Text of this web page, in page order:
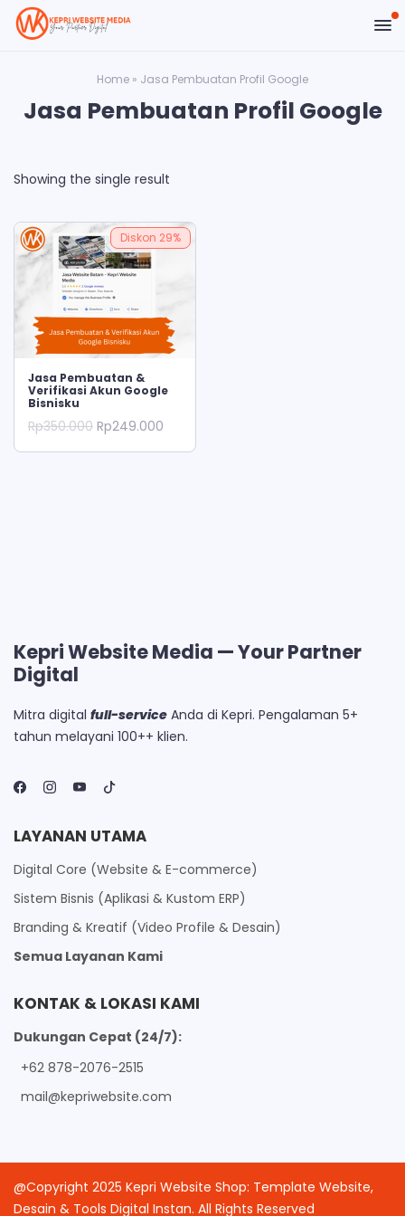
Home » Jasa Pembuatan Profil Google
Jasa Pembuatan Profil Google
Showing the single result
Diskon 29%
ADD TO CART
Jasa Pembuatan &
Verifikasi Akun Google
Bisnisku
Rp350.000 Original
price
was:
Rp249.000
is:
Kepri Website Media — Your Partner
Digital
Mitra digital full-service Anda di Kepri. Pengalaman 5+
tahun melayani 100++ klien.
LAYANAN UTAMA
Digital Core (Website & E-commerce)
Sistem Bisnis (Aplikasi & Kustom ERP)
Branding & Kreatif (Video Profile & Desain)
Semua Layanan Kami
KONTAK & LOKASI KAMI
Dukungan Cepat (24/7):
+62 878-2076-2515
mail@kepriwebsite.com
@Copyright 2025 Kepri Website Shop: Template Website,
Desain & Tools Digital Instan. All Rights Reserved